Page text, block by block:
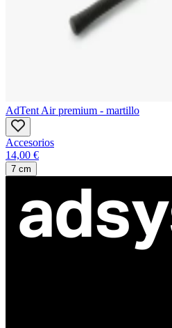
AdTent Air premium - martillo
Accesorios
14,00 €
7 cm